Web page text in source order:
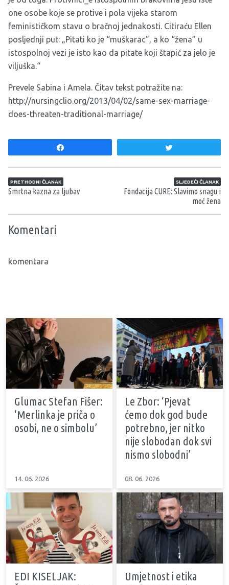
one osobe koje se protive i pola vijeka starom
feminističkom stavu o bračnoj jednakosti. Citiraću Ellen
posljednji put: „Pitati ko je “muškarac”, a ko “žena” u
istospolnoj vezi je isto kao da pitate koji štapić za jelo je
viljuška.“
Prevele Sabina i Amela. Čitav tekst potražite na:
http://nursingclio.org/2013/04/02/same-sex-marriage-
does-threaten-traditional-marriage/
Navigacija članaka
PRETHODNI ČLANAK
Smrtna kazna za ljubav
SLJEDEĆI ČLANAK
Fondacija CURE: Slavimo snagu i
moć žena
Komentari
komentara
Glumac Stefan Fišer:
‘Merlinka je priča o
osobi, ne o simbolu’
14. 06. 2026
Le Zbor: ‘Pjevat
ćemo dok god bude
potrebno, jer nitko
nije slobodan dok svi
nismo slobodni’
08. 06. 2026
EDI KISELJAK:
Umjetnost i etika